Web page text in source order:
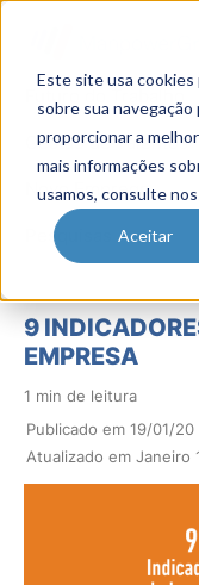
Este site usa
sobre sua navegação
proporcionar a
mais informações
usamos, consulte
Aceitar
Gestão de Talentos
Novo Emprego
Pesquisas
9
EMPRESA
1 min de leitura
Publicado em 19/01/20
Atualizado em Janeiro